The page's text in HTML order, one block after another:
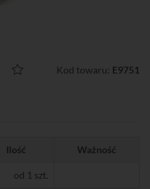
Kod towaru: E9751
Ilość Ważność
od 1 szt.